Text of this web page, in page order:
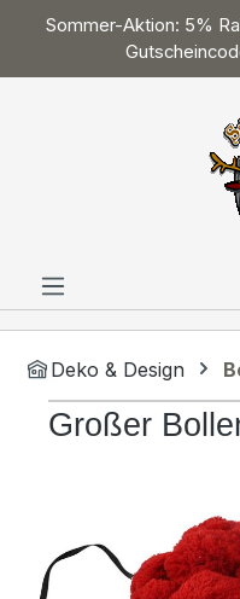
Zum Hauptinhalt springen
Sommer-Aktion: 5%
Deko & Design
Großer